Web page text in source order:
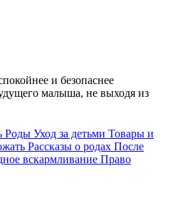
и безопаснее
малыша, не выходя из
Роды Уход за детьми Товары и
Рассказы о родах После
вскармливание Право